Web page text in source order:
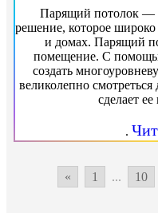
Парящий потолок —
решение, которое
и домах. Парящий
помещение. C
создать
великолепно
сделает
.
« 1 ... 10